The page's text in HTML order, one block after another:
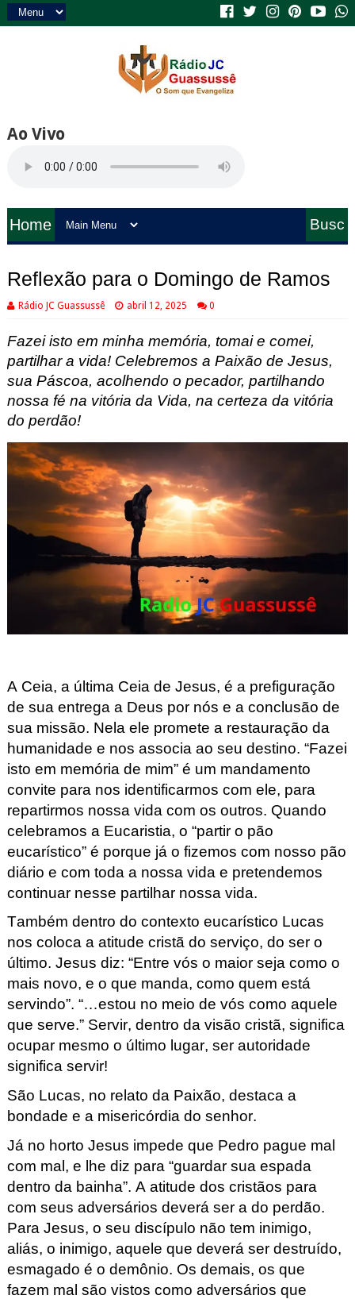
Ao Vivo
Home
Busc
Reflexão para o Domingo de Ramos
Rádio JC Guassussê abril 12, 2025 0
Fazei isto em minha memória, tomai e comei,
partilhar a vida! Celebremos a Paixão de Jesus,
sua Páscoa, acolhendo o pecador, partilhando
nossa fé na vitória da Vida, na certeza da vitória
do perdão!
A Ceia, a última Ceia de Jesus, é a prefiguração
de sua entrega a Deus por nós e a conclusão de
sua missão. Nela ele promete a restauração da
humanidade e nos associa ao seu destino. “Fazei
isto em memória de mim” é um mandamento
convite para nos identificarmos com ele, para
repartirmos nossa vida com os outros. Quando
celebramos a Eucaristia, o “partir o pão
eucarístico” é porque já o fizemos com nosso pão
diário e com toda a nossa vida e pretendemos
continuar nesse partilhar nossa vida.
Também dentro do contexto eucarístico Lucas
nos coloca a atitude cristã do serviço, do ser o
último. Jesus diz: “Entre vós o maior seja como o
mais novo, e o que manda, como quem está
servindo”. “…estou no meio de vós como aquele
que serve.” Servir, dentro da visão cristã, significa
ocupar mesmo o último lugar, ser autoridade
significa servir!
São Lucas, no relato da Paixão, destaca a
bondade e a misericórdia do senhor.
Já no horto Jesus impede que Pedro pague mal
com mal, e lhe diz para “guardar sua espada
dentro da bainha”. A atitude dos cristãos para
com seus adversários deverá ser a do perdão.
Para Jesus, o seu discípulo não tem inimigo,
aliás, o inimigo, aquele que deverá ser destruído,
esmagado é o demônio. Os demais, os que
fazem mal são vistos como adversários que